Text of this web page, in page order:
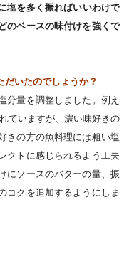
塩を多く振ればいいわけで
のベースの味付けを強くで
いたのでしょうか？
分量を調整しました。例え
ていますが、濃い味好きの
きの方の魚料理には粗い塩
クトに感じられるよう工夫
にソースのバターの量、振
コクを追加するようにしま